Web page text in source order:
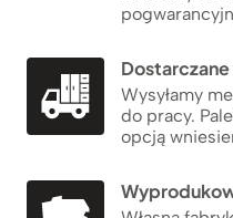
Dostarczane
Wysyłamy
do pracy.
opcją